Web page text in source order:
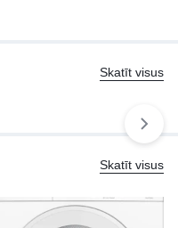
Skatīt visus
Skatīt visus